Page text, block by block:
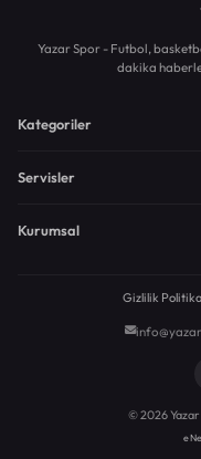
Yazar Spor - Futbol,
dakika
Kategoriler
Servisler
Kurumsal
Gizlilik
© 2026 Yazar